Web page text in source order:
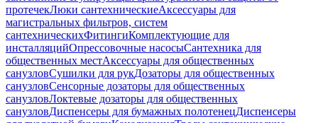
протечекЛюки сантехническиеАксессуары для
магистральных фильтров, систем
сантехническихФитингиКомплектующие для
инсталляцийОпрессовочные насосыСантехника для
общественных местАксессуары для общественных
санузловСушилки для рукДозаторы для общественных
санузловСенсорные дозаторы для общественных
санузловЛоктевые дозаторы для общественных
санузловДиспенсеры для бумажных полотенецДиспенсеры